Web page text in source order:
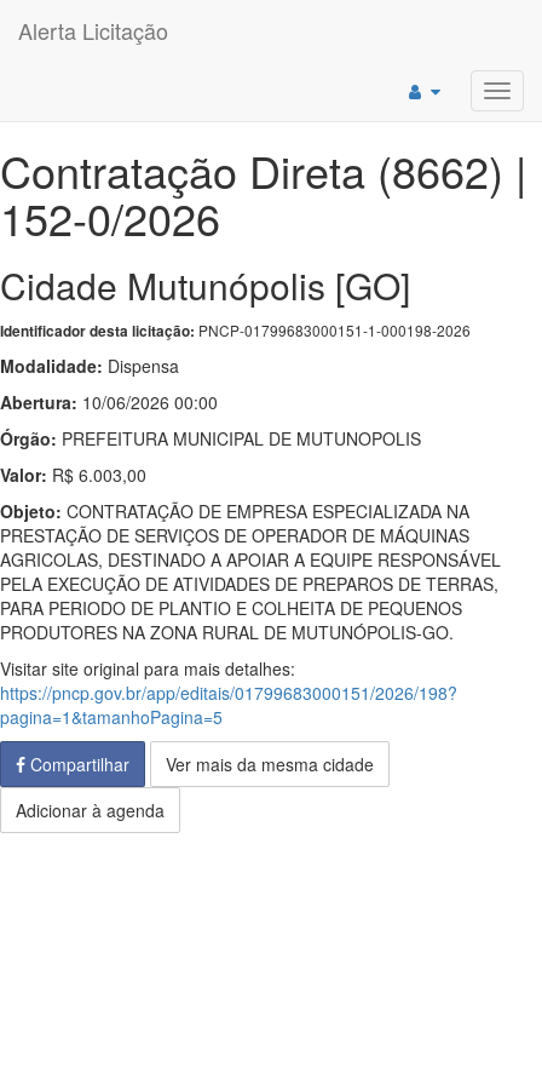
Alerta Licitação
Contratação Direta (8662) |
152-0/2026
Cidade Mutunópolis [GO]
Identificador desta licitação: PNCP-01799683000151-1-000198-2026
Modalidade: Dispensa
Abertura: 10/06/2026 00:00
Órgão: PREFEITURA MUNICIPAL DE MUTUNOPOLIS
Valor: R$ 6.003,00
Objeto: CONTRATAÇÃO DE EMPRESA ESPECIALIZADA NA
PRESTAÇÃO DE SERVIÇOS DE OPERADOR DE MÁQUINAS
AGRICOLAS, DESTINADO A APOIAR A EQUIPE RESPONSÁVEL
PELA EXECUÇÃO DE ATIVIDADES DE PREPAROS DE TERRAS,
PARA PERIODO DE PLANTIO E COLHEITA DE PEQUENOS
PRODUTORES NA ZONA RURAL DE MUTUNÓPOLIS-GO.
Visitar site original para mais detalhes:
https://pncp.gov.br/app/editais/01799683000151/2026/198?
pagina=1&tamanhoPagina=5
Compartilhar
Ver mais da mesma cidade
Adicionar à agenda